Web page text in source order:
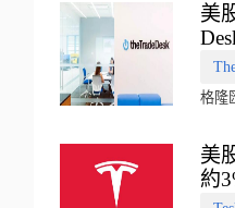
美
普
格隆
美
約
會